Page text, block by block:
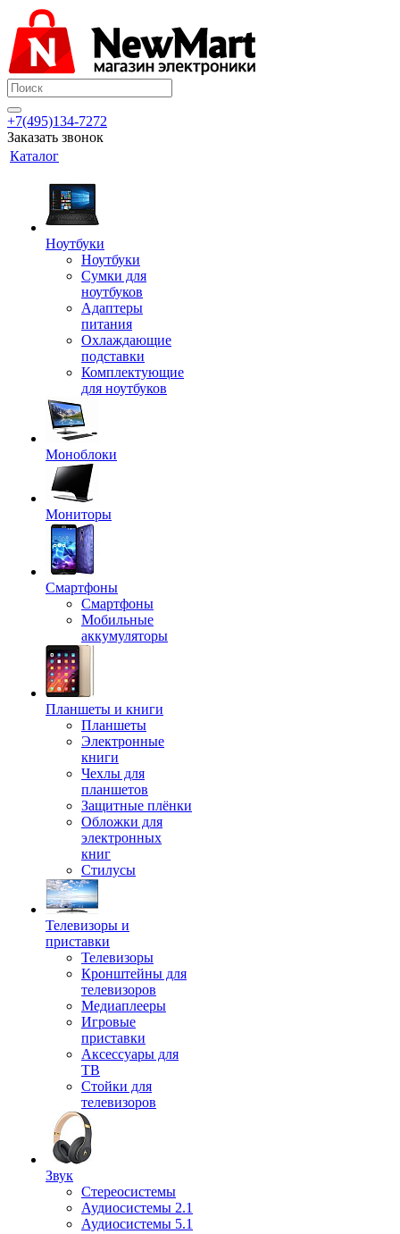
+7(495)134-7272
Заказать звонок
Каталог
Ноутбуки
Ноутбуки
Сумки для
ноутбуков
Адаптеры
питания
Охлаждающие
подставки
Комплектующие
для ноутбуков
Моноблоки
Мониторы
Смартфоны
Смартфоны
Мобильные
аккумуляторы
Планшеты и книги
Планшеты
Электронные
книги
Чехлы для
планшетов
Защитные плёнки
Обложки для
электронных
книг
Стилусы
Телевизоры и
приставки
Телевизоры
Кронштейны для
телевизоров
Медиаплееры
Игровые
приставки
Аксессуары для
ТВ
Стойки для
телевизоров
Звук
Стереосистемы
Аудиосистемы 2.1
Аудиосистемы 5.1